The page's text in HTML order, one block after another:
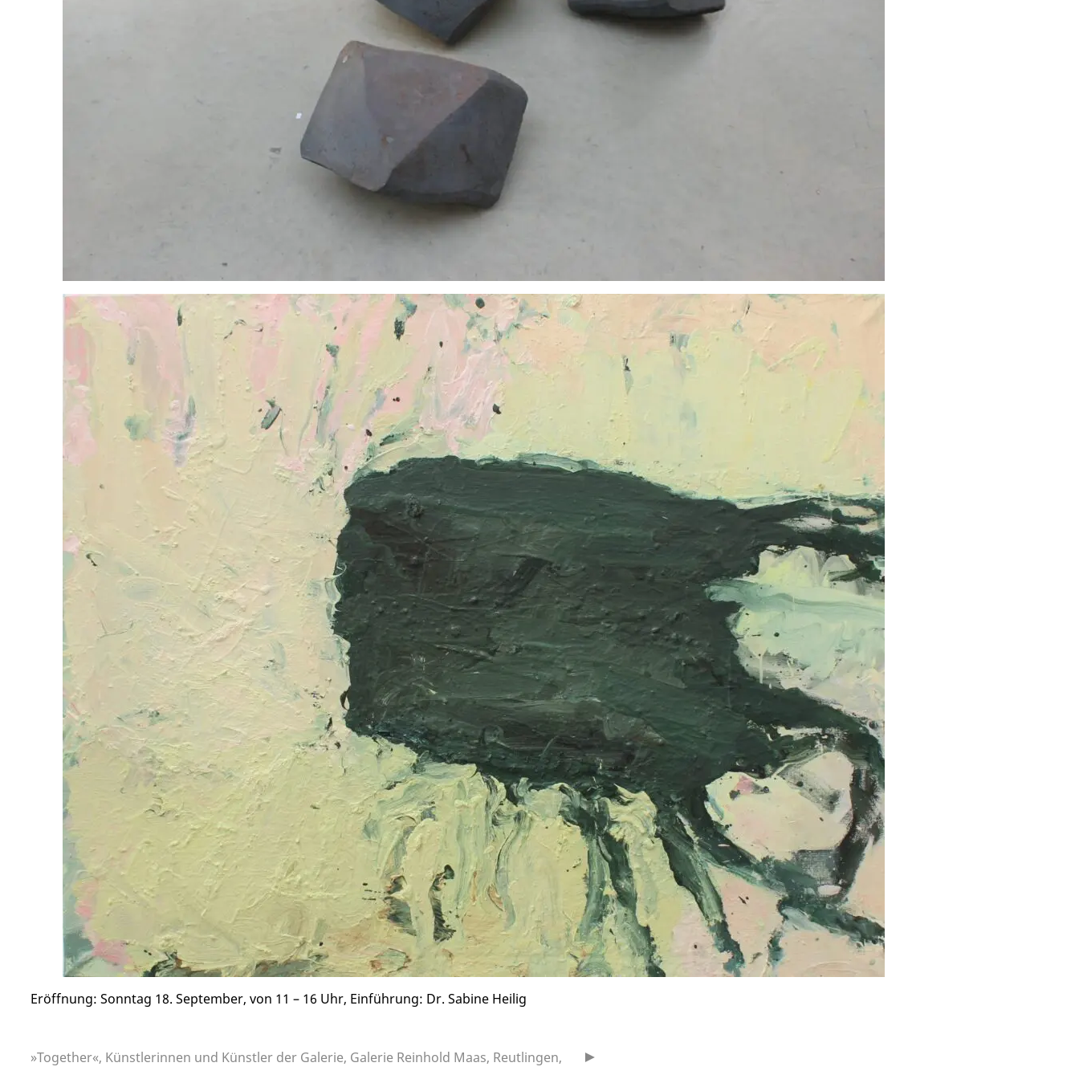
Eröffnung: Sonntag 18. September, von 11 – 16 Uhr, Einführung: Dr. Sabine Heilig
Beitragsnavigation
»Together«, Künstlerinnen und Künstler der Galerie, Galerie Reinhold Maas, Reutlingen,